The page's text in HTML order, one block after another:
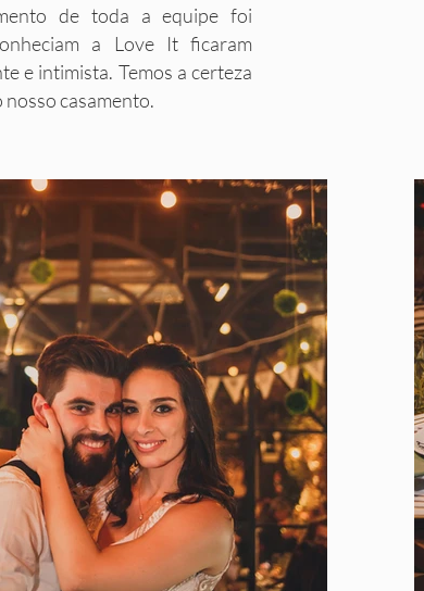
de toda a equipe foi
a Love It ficaram
e intimista. Temos a certeza
nosso casamento.